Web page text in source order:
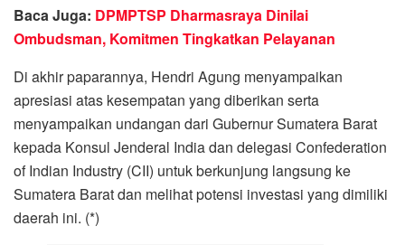
Baca Juga: DPMPTSP Dharmasraya Dinilai
Ombudsman, Komitmen Tingkatkan Pelayanan
Di akhir paparannya, Hendri Agung menyampaikan
apresiasi atas kesempatan yang diberikan serta
menyampaikan undangan dari Gubernur Sumatera Barat
kepada Konsul Jenderal India dan delegasi Confederation
of Indian Industry (CII) untuk berkunjung langsung ke
Sumatera Barat dan melihat potensi investasi yang dimiliki
daerah ini. (*)